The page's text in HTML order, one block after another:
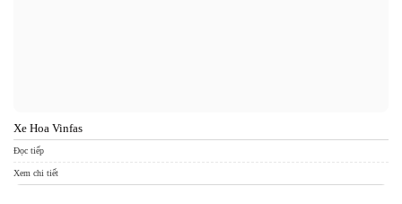
Xe Hoa Vinfas
Đọc tiếp
Xem chi tiết